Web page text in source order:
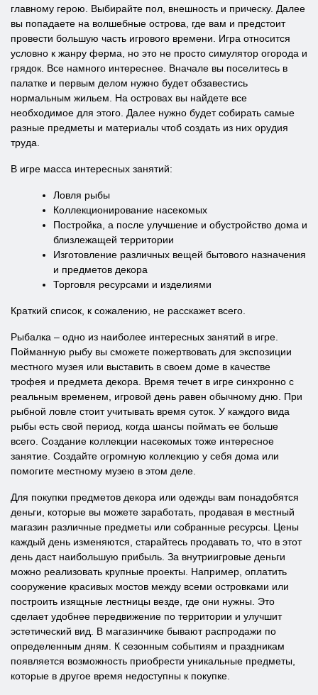
главному герою. Выбирайте пол, внешность и прическу. Далее
вы попадаете на волшебные острова, где вам и предстоит
провести большую часть игрового времени. Игра относится
условно к жанру ферма, но это не просто симулятор огорода и
грядок. Все намного интереснее. Вначале вы поселитесь в
палатке и первым делом нужно будет обзавестись
нормальным жильем. На островах вы найдете все
необходимое для этого. Далее нужно будет собирать самые
разные предметы и материалы чтоб создать из них орудия
труда.
В игре масса интересных занятий:
Ловля рыбы
Коллекционирование насекомых
Постройка, а после улучшение и обустройство дома и
близлежащей территории
Изготовление различных вещей бытового назначения
и предметов декора
Торговля ресурсами и изделиями
Краткий список, к сожалению, не расскажет всего.
Рыбалка – одно из наиболее интересных занятий в игре.
Пойманную рыбу вы сможете пожертвовать для экспозиции
местного музея или выставить в своем доме в качестве
трофея и предмета декора. Время течет в игре синхронно с
реальным временем, игровой день равен обычному дню. При
рыбной ловле стоит учитывать время суток. У каждого вида
рыбы есть свой период, когда шансы поймать ее больше
всего. Создание коллекции насекомых тоже интересное
занятие. Создайте огромную коллекцию у себя дома или
помогите местному музею в этом деле.
Для покупки предметов декора или одежды вам понадобятся
деньги, которые вы можете заработать, продавая в местный
магазин различные предметы или собранные ресурсы. Цены
каждый день изменяются, старайтесь продавать то, что в этот
день даст наибольшую прибыль. За внутриигровые деньги
можно реализовать крупные проекты. Например, оплатить
сооружение красивых мостов между всеми островками или
построить изящные лестницы везде, где они нужны. Это
сделает удобнее передвижение по территории и улучшит
эстетический вид. В магазинчике бывают распродажи по
определенным дням. К сезонным событиям и праздникам
появляется возможность приобрести уникальные предметы,
которые в другое время недоступны к покупке.